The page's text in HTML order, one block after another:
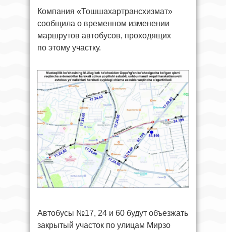
Компания «Тошшахартрансхизмат»
сообщила о временном изменении
маршрутов автобусов, проходящих
по этому участку.
Автобусы №17, 24 и 60 будут объезжать
закрытый участок по улицам Мирзо